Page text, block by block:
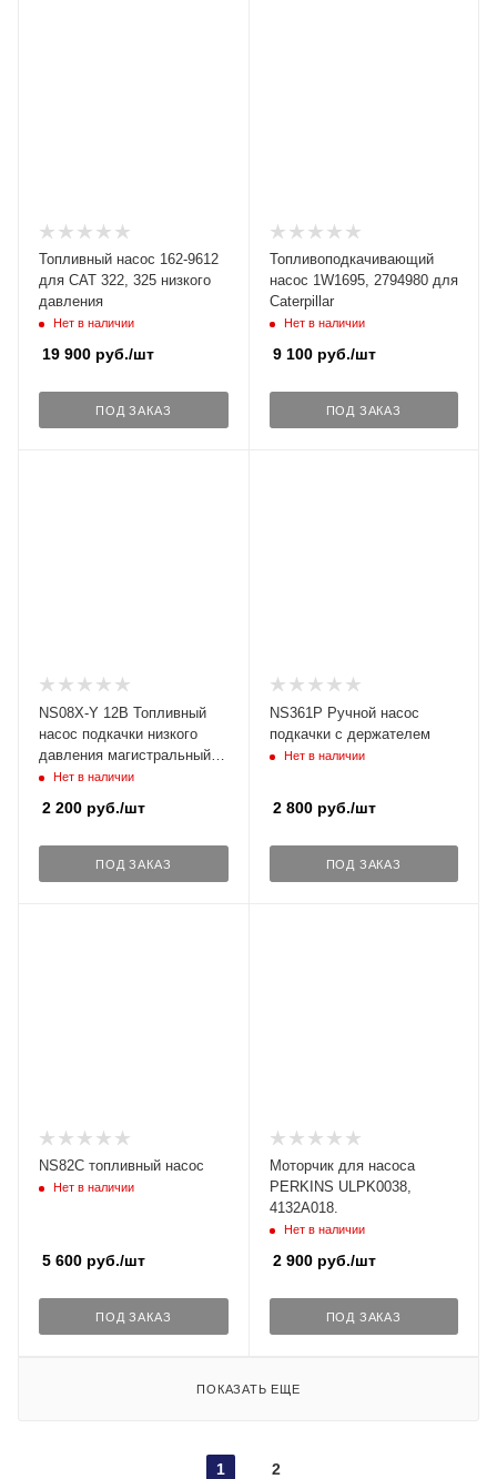
Топливный насос 162-9612
для CAT 322, 325 низкого
давления
Нет в наличии
19 900 руб./шт
ПОД ЗАКАЗ
Топливоподкачивающий
насос 1W1695, 2794980 для
Caterpillar
Нет в наличии
9 100руб./шт
ПОД ЗАКАЗ
NS08X-Y 12В Топливный
насос подкачки низкого
давления магистральный
для дизельных,
YANMAR, CATERPILLAR
KUBOTA , VOLVO, JCB,
PERKINS, CATERPILLAR,
Нет в наличии
2 200 руб./шт
ПОД ЗАКАЗ
NS361P Ручной насос
подкачки с держателем
Нет в наличии
2 800руб./шт
ПОД ЗАКАЗ
NS82C топливный насос
Нет в наличии
5 600 руб./шт
ПОД ЗАКАЗ
Моторчик для насоса
PERKINS ULPK0038,
4132A018.
Нет в наличии
2 900руб./шт
ПОД ЗАКАЗ
ПОКАЗАТЬ ЕЩЕ
1 2